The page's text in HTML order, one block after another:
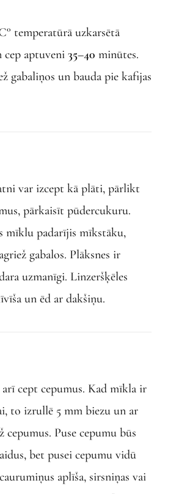
temperatūrā uzkarsētā
cep aptuveni 35–40 minūtes.
gabaliņos un bauda pie kafijas
var izcept kā plāti, pārlikt
pārkaisīt pūdercukuru.
mīklu padarījis mīkstāku,
gabalos. Plāksnes ir
uzmanīgi. Linzeršķēles
un ēd ar dakšiņu.
cept cepumus. Kad mīkla ir
to izrullē 5 mm biezu un ar
cepumus. Puse cepumu būs
bet pusei cepumu vidū
aplīša, sirsniņas vai